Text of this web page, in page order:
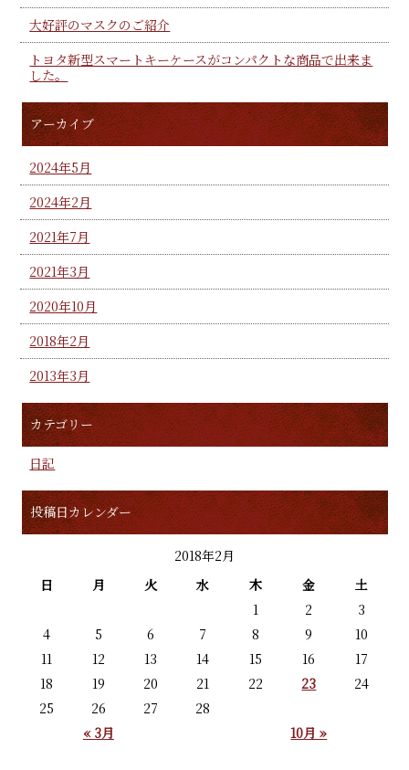
大好評のマスクのご紹介
トヨタ新型スマートキーケースがコンパクトな商品で出来ま
した。
アーカイブ
2024年5月
2024年2月
2021年7月
2021年3月
2020年10月
2018年2月
2013年3月
カテゴリー
日記
投稿日カレンダー
2018年2月
日
月 火 水 木 金 土
« 3月 10月 »
1 2
3
4
5 6 7 8 9
10
11
12 13 14 15 16
17
18
19 20 21 22 23
24
25
26 27 28